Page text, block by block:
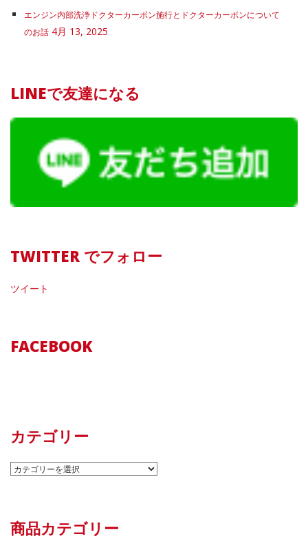
エンジン内部洗浄ドクターカーボン施行とドクターカーボンについて
のお話 4月 13, 2025
LINEで友達になる
TWITTER でフォロー
ツイート
FACEBOOK
カテゴリー
カ
ー
商品カテゴリー